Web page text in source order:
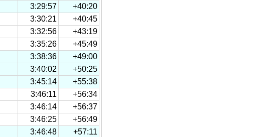
3:29:57
+40:20
3:30:21
+40:45
3:32:56
+43:19
3:35:26
+45:49
3:38:36
+49:00
3:40:02
+50:25
3:45:14
+55:38
3:46:11
+56:34
3:46:14
+56:37
3:46:25
+56:49
3:46:48
+57:11